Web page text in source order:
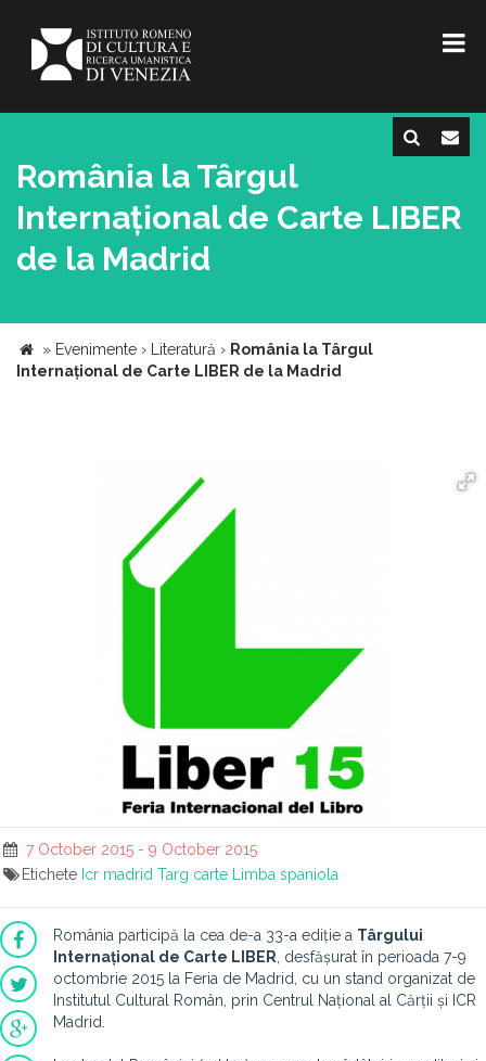
România la Târgul
Internațional de Carte LIBER
de la Madrid
» Evenimente › Literatură › România la Târgul
Internațional de Carte LIBER de la Madrid
7 October 2015 - 9 October 2015
Etichete Icr madrid Targ carte Limba spaniola
România participă la cea de-a 33-a ediție a Târgului
Internațional de Carte LIBER , desfășurat în perioada 7-9
octombrie 2015 la Feria de Madrid, cu un stand organizat de
Institutul Cultural Român, prin Centrul Național al Cărții și ICR
Madrid.